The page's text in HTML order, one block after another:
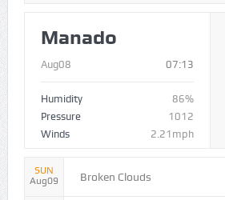
Manado
Aug08 07:13
Humidity
86%
Pressure
1012
Winds
2.21mph
SUN
Aug09
Broken Clouds